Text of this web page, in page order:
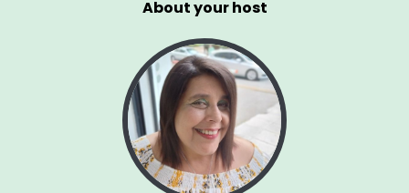
About your host